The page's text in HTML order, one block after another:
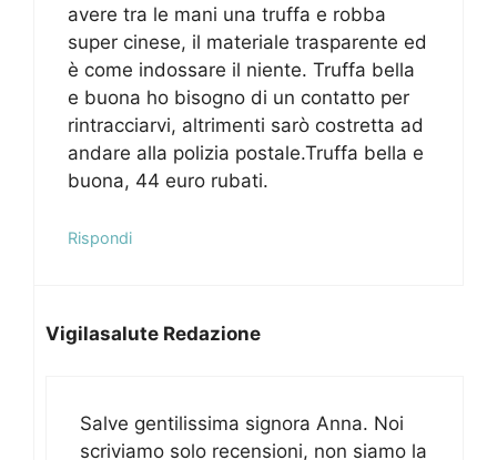
avere tra le mani una truffa e robba
super cinese, il materiale trasparente ed
è come indossare il niente. Truffa bella
e buona ho bisogno di un contatto per
rintracciarvi, altrimenti sarò costretta ad
andare alla polizia postale.Truffa bella e
buona, 44 euro rubati.
Rispondi
Vigilasalute Redazione
Salve gentilissima signora Anna. Noi
scriviamo solo recensioni, non siamo la